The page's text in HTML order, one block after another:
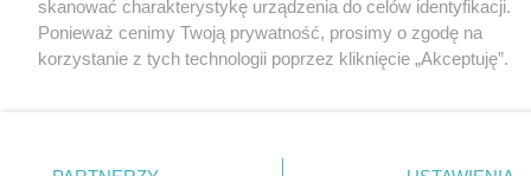
skanować charakterystykę urządzenia do celów identyfikacji.
Ponieważ cenimy Twoją prywatność, prosimy o zgodę na
korzystanie z tych technologii poprzez kliknięcie „Akceptuję”.
nie wymagają zgody użytkownika, ale masz prawo sprzeciwić